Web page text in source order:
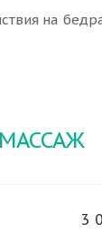
на
3